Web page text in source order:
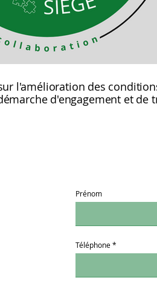
l'amélioration des
d'engagement et de
Prénom
Téléphone